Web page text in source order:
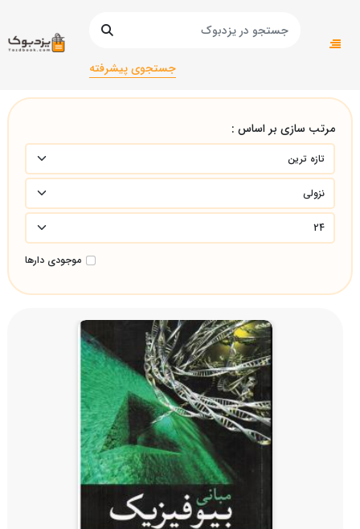
جستجوی پیشرفته
صفحه اصلی
مرتب سازی بر اساس :
موجودی دارها